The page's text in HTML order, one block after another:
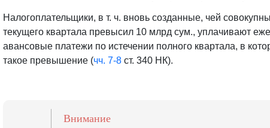
Налогоплательщики, в т. ч. вновь созданные, чей
текущего квартала превысил 10 млрд сум., уплачивают
авансовые платежи по истечении полного квартала, в
такое превышение (чч. 7-8ст. 340 НК).
Внимание